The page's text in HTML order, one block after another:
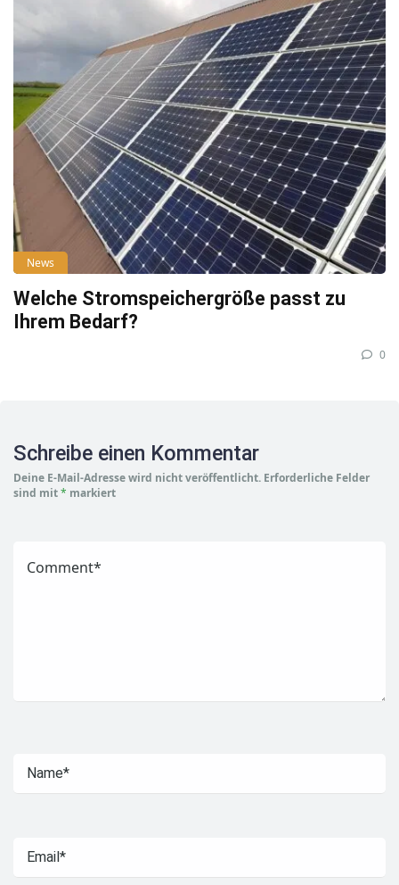
News
Welche Stromspeichergröße passt zu
Ihrem Bedarf?
0
Schreibe einen Kommentar
Deine E-Mail-Adresse wird nicht veröffentlicht. Erforderliche Felder
sind mit* markiert